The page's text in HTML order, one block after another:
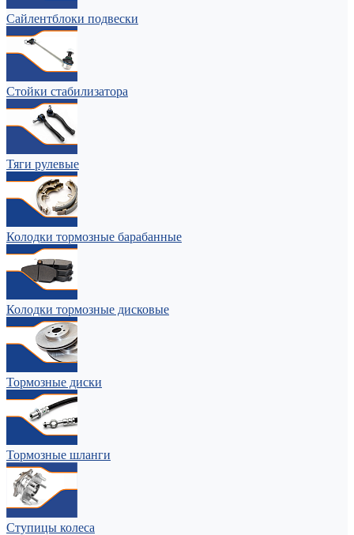
Сайлентблоки подвески
Стойки стабилизатора
Тяги рулевые
Колодки тормозные барабанные
Колодки тормозные дисковые
Тормозные диски
Тормозные шланги
Ступицы колеса